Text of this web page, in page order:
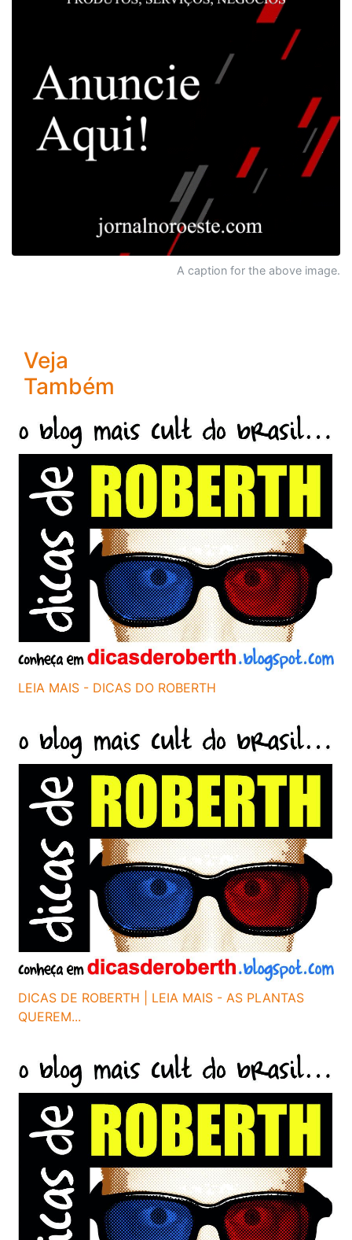
A caption for the above image.
Veja
Também
LEIA MAIS - DICAS DO ROBERTH
DICAS DE ROBERTH | LEIA MAIS - AS PLANTAS
QUEREM...